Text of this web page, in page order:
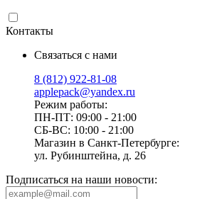
Контакты
Связаться с нами
8 (812) 922-81-08
applepack@yandex.ru
Режим работы:
ПН-ПТ: 09:00 - 21:00
СБ-ВС: 10:00 - 21:00
Магазин в Санкт-Петербурге:
ул. Рубинштейна, д. 26
Подписаться на наши новости: